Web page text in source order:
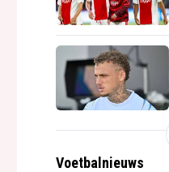
Voetbalnieuws